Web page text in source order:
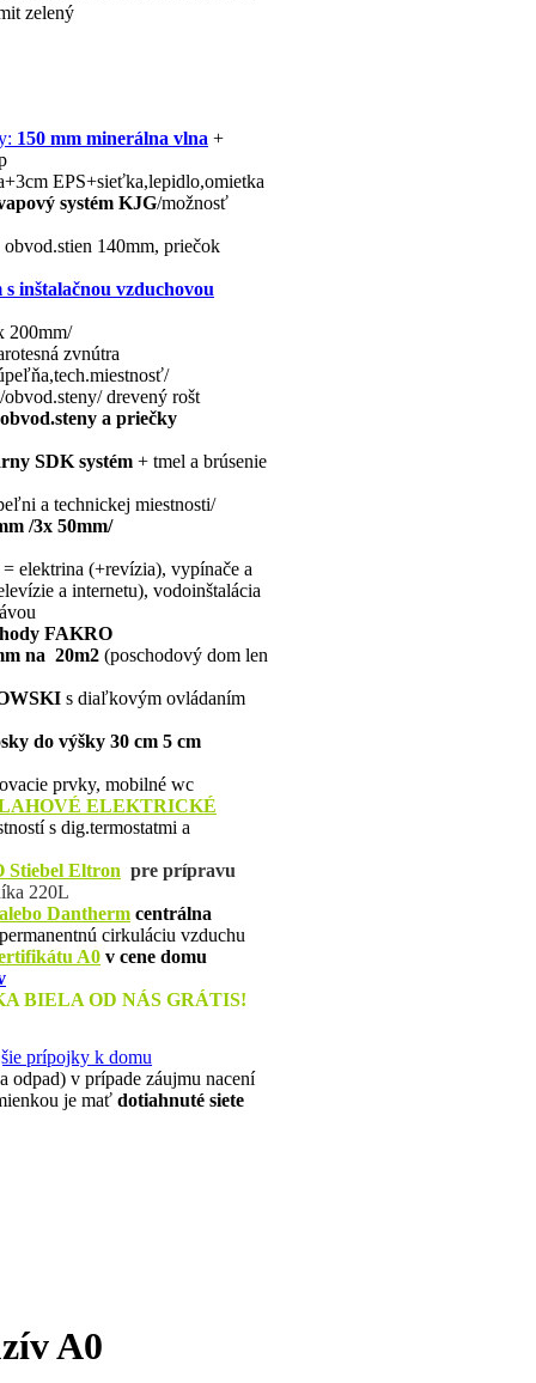
zelený
150 mm minerálna vlna +
EPS+sieťka,lepidlo,omietka
systém KJG/možnosť
140mm, priečok
inštalačnou vzduchovou
200mm/
zvnútra
drevený rošt
a priečky
SDK systém + tmel a brúsenie
a technickej miestnosti/
/3x 50mm/
elektrina (+revízia), vypínače a
a internetu), vodoinštalácia
FAKRO
na 20m2 (poschodový dom len
s diaľkovým ovládaním
do výšky 30 cm 5 cm
prvky, mobilné wc
ELEKTRICKÉ
s dig.termostatmi a
Stiebel Eltron pre prípravu
220L
Dantherm centrálna
cirkuláciu vzduchu
A0 v cene domu
BIELA OD NÁS GRÁTIS!
prípojky k domu
odpad) v prípade záujmu nacení
je mať dotiahnuté siete
A0